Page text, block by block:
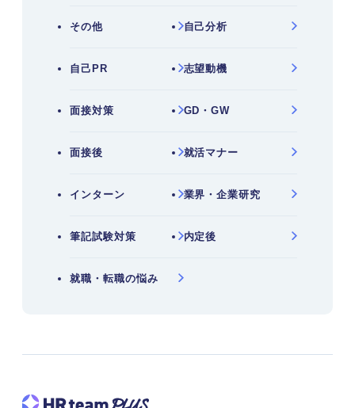
その他 自己分析
自己PR 志望動機
面接対策 GD・GW
面接後 就活マナー
インターン 業界・企業研究
筆記試験対策 内定後
就職・転職の悩み